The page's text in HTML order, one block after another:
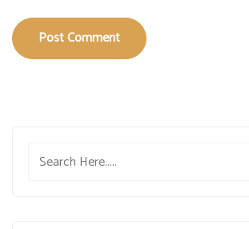
Post Comment